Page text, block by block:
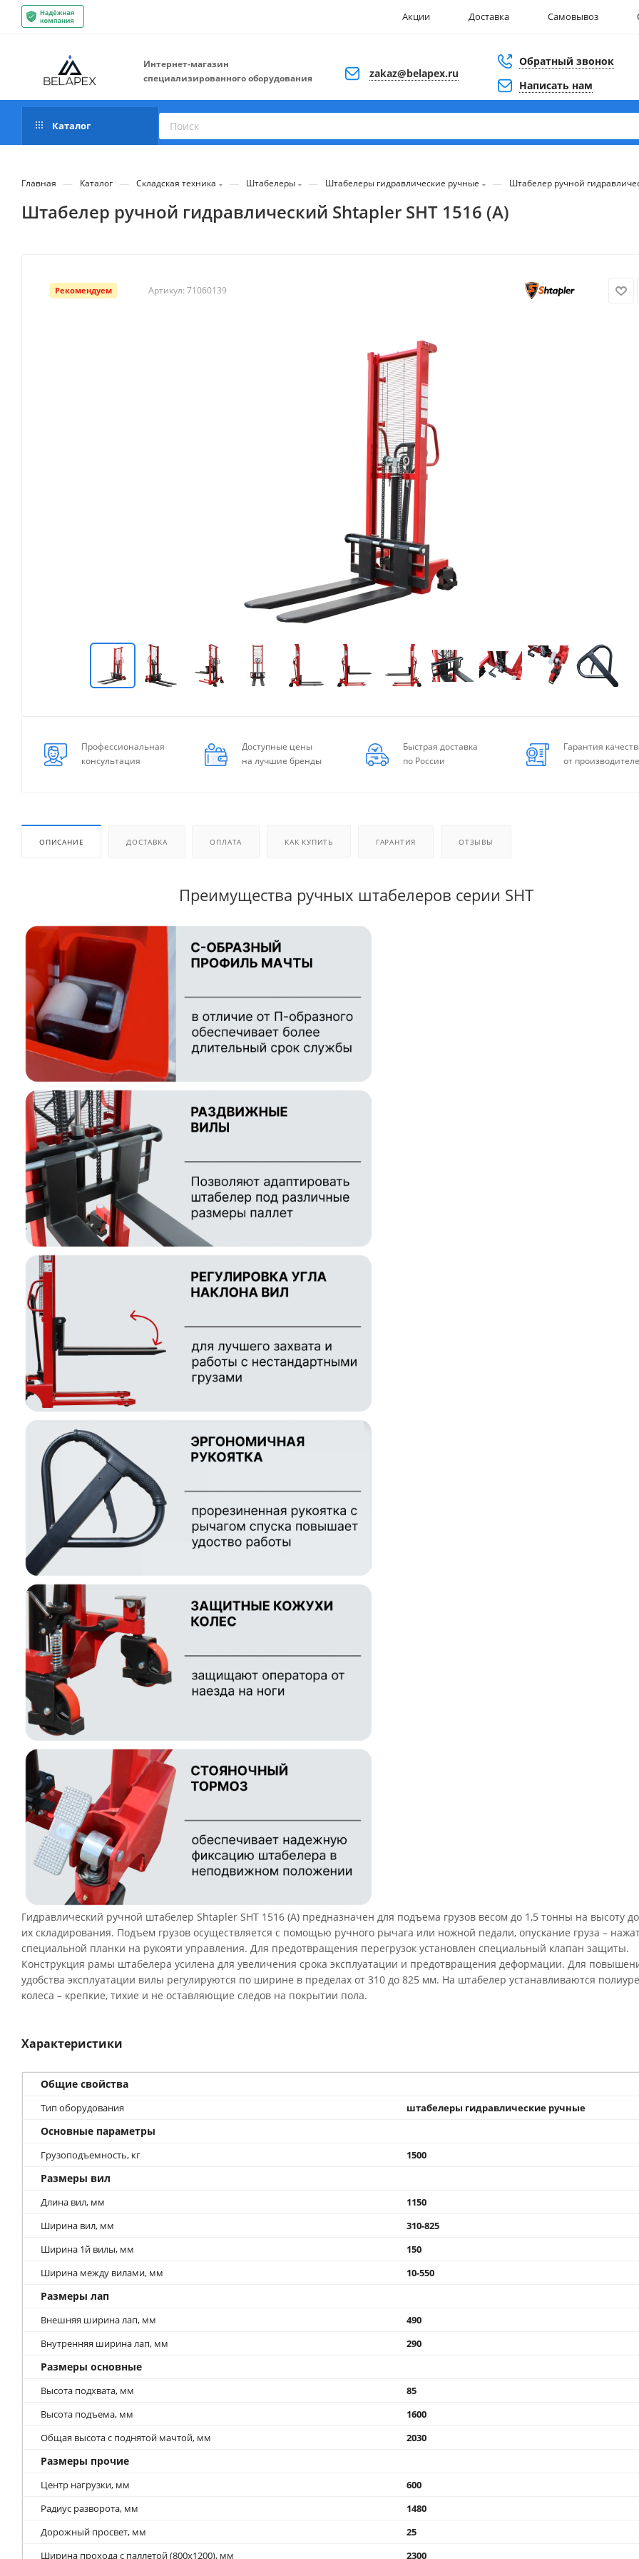
Акции Доставка Самовывоз
Интернет-магазин
специализированного оборудования
zakaz@belapex.ru
Обратный звонок
Написать нам
Каталог
Главная — Каталог — Складская техника — Штабелеры — Штабелеры гидравлические ручные — Штабелер ручной
Штабелер ручной гидравлический Shtapler SHT 1516 (A)
Рекомендуем Артикул: 71060139
Профессиональная
консультация
Доступные цены
на лучшие бренды
Быстрая доставка
по России
Гарантия
от
ОПИСАНИЕ ДОСТАВКА ОПЛАТА КАК КУПИТЬ ГАРАНТИЯ ОТЗЫВЫ
Преимущества ручных штабелеров серии SHT
Гидравлический ручной штабелер Shtapler SHT 1516 (A) предназначен для подъема грузов весом до 1,5 тонны на высоту
их складирования. Подъем грузов осуществляется с помощью ручного рычага или ножной педали, опускание груза –
специальной планки на рукояти управления. Для предотвращения перегрузок установлен специальный клапан защиты.
Конструкция рамы штабелера усилена для увеличения срока эксплуатации и предотвращения деформации. Для
удобства эксплуатации вилы регулируются по ширине в пределах от 310 до 825 мм. На штабелер устанавливаются
колеса – крепкие, тихие и не оставляющие следов на покрытии пола.
Характеристики
Общие свойства
Тип оборудования штабелеры гидравлические ручные
Основные параметры
Грузоподъемность, кг 1500
Размеры вил
Длина вил, мм
1150
Ширина вил, мм
310-825
Ширина 1й вилы, мм
150
Ширина между вилами, мм
10-550
Размеры лап
Внешняя ширина лап, мм
490
Внутренняя ширина лап, мм
290
Размеры основные
Высота подхвата, мм
85
Высота подъема, мм
1600
Общая высота с поднятой мачтой, мм
2030
Размеры прочие
Центр нагрузки, мм
600
Радиус разворота, мм
1480
Дорожный просвет, мм
25
Ширина прохода с паллетой (800х1200), мм
2300